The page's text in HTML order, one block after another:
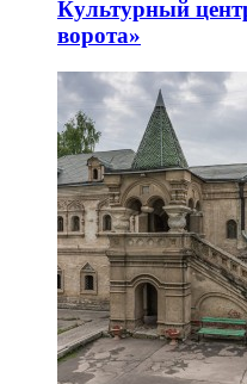
Культурный
ворота»